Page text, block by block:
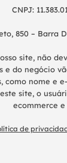
CNPJ:
850 – Barra
site, não
e do negócio
como nome e
site, o
ecommerce e
de